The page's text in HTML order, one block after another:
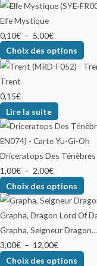
Elfe Mystique
0,10€ – 5,00€
Choix des options
Trent
0,15€
Lire la suite
Driceratops Des Ténèbres
1,00€ – 2,00€
Choix des options
Grapha, Seigneur Dragon...
3,00€ – 12,00€
Choix des options